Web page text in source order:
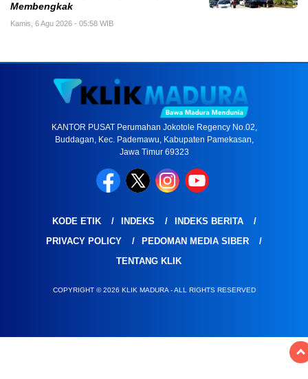
Membengkak
Kamis, 6 Agu 2026 - 05:58 WIB
KANTOR PUSAT Perumahan Jokotole Regency No.02,
Buddagan, Kec. Pademawu, Kabupaten Pamekasan,
Jawa Timur 69323
KODE ETIK INDEKS
INDEKS BERITA
PRIVACY POLICY
PEDOMAN MEDIA SIBER
TENTANG KLIK
COPYRIGHT © 2026 KLIK MADURA - ALL RIGHTS RESERVED